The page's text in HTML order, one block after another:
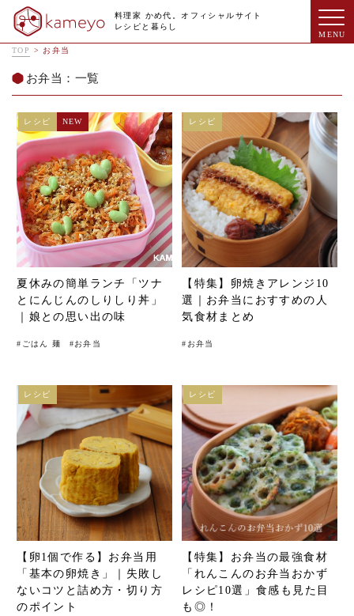
料理家 かめ代。オフィシャルサイト
レシピと暮らし
TOP > お弁当
お弁当：一覧
夏休みの簡単ランチ「ツナ
とにんじんのしりしり丼」
｜娘との思い出の味
# ごはん 麺 #お弁当
レシピ NEW
【特集】卵焼きアレンジ10
選｜お弁当におすすめの人
気食材まとめ
# お弁当
レシピ
【卵1個で作る】お弁当用
「基本の卵焼き」｜失敗し
ないコツと詰め方・切り方
のポイント
レシピ
【特集】お弁当の最強食材
「れんこんのお弁当おかず
レシピ10選」食感も見た目
も◎！
レシピ